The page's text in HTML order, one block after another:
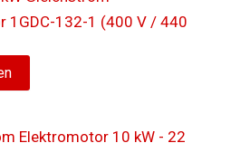
1GDC-132-1 (400 V / 440